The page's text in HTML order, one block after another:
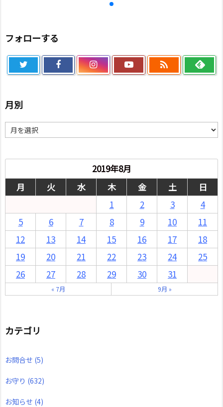
フォローする

月別
別
2019年8月
月
火 水 木 金 土
日
1
2 3
4
5
6 7 8 9 10
11
12
13 14 15 16 17
18
19
20 21 22 23 24
25
26
27 28 29 30 31
« 7月 9月 »
カテゴリ
お問合せ (5)
お守り (632)
お知らせ (4)